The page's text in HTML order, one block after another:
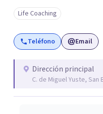
aprendizaje transformador. Con grupos reducidos y
seguimiento
para la práctica y la
Más que una escuela,
herramientas para
Life Coaching
Teléfono Email
Dirección principal
C. de Miguel Yuste, San